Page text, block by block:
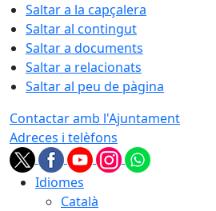
Saltar a la capçalera
Saltar al contingut
Saltar a documents
Saltar a relacionats
Saltar al peu de pàgina
Contactar amb l'Ajuntament
Adreces i telèfons
Idiomes
Català